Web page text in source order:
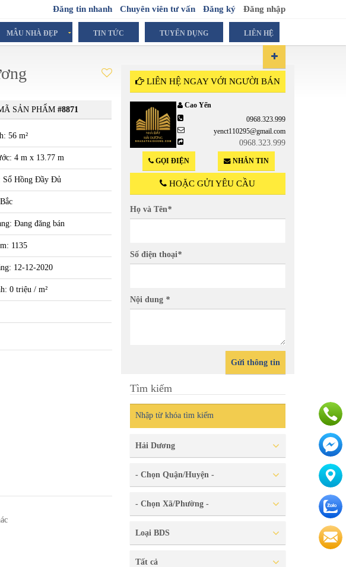
Đăng tin nhanh Chuyên viên tư vấn Đăng ký Đăng nhập
MẪU NHÀ ĐẸP TIN TỨC TUYỂN DỤNG LIÊN HỆ
SẢN PHẨM #8871
56 m²
4 m x 13.77 m
Sổ Hồng Đầy Đủ
Đang đăng bán
1135
12-12-2020
0 triệu / m²
LIÊN HỆ NGAY VỚI NGƯỜI BÁN
Cao Yến
0968.323.999
yenct110295@gmail.com
0968.323.999
GỌI ĐIỆN NHẮN TIN
HOẶC GỬI YÊU CẦU
Họ và Tên*
Số điện thoại*
Nội dung *
Gửi thông tin
Tìm kiếm
Hải Dương
- Chọn Quận/Huyện -
- Chọn Xã/Phường -
Loại BDS
Tất cả